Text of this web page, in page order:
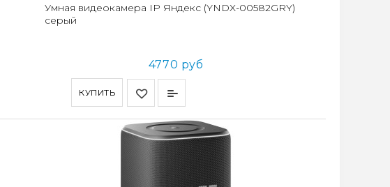
КУПИТЬ
Умная видеокамера IP Яндекс (YNDX-00582GRY)
серый
4770 руб